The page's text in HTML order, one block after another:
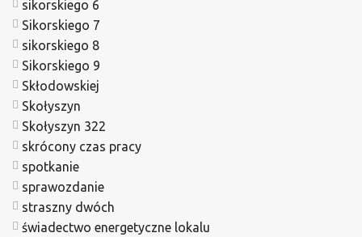
sikorskiego 6
Sikorskiego 7
sikorskiego 8
Sikorskiego 9
Skłodowskiej
Skołyszyn
Skołyszyn 322
skrócony czas pracy
spotkanie
sprawozdanie
straszny dwóch
świadectwo energetyczne lokalu